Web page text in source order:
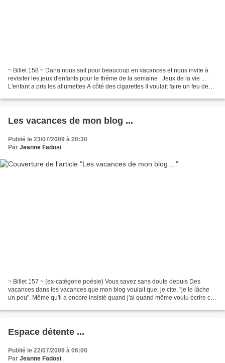
~ Billet 158 ~ Dana nous sait pour beaucoup en vacances et nous invite à
revisiter les jeux d'enfants pour le thème de la semaine . Jeux de la vie ...
L'enfant a pris les allumettes A côté des cigarettes Il voulait faire un feu de
Les vacances de mon blog ...
Publié le 23/07/2009 à 20:30
Par Jeanne Fadosi
~ Billet 157 ~ (ex-catégorie poésie) Vous savez sans doute depuis Des
vacances dans les vacances que mon blog voulait que, je cite, "je le lâche
un peu". Même qu'il a encore insisté quand j'ai quand même voulu écrire ce
Espace détente ...
Publié le 22/07/2009 à 06:00
Par Jeanne Fadosi